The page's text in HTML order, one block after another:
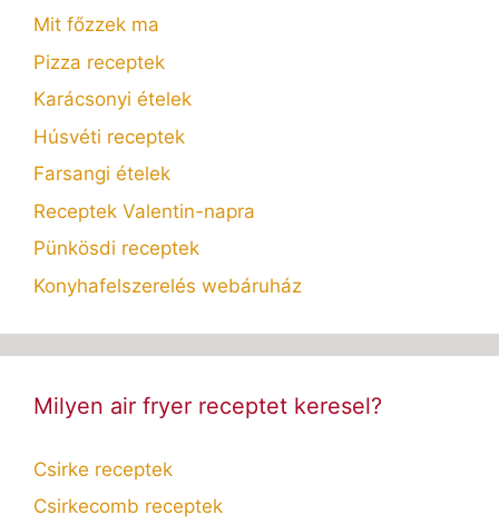
Mit főzzek ma
Pizza receptek
Karácsonyi ételek
Húsvéti receptek
Farsangi ételek
Receptek Valentin-napra
Pünkösdi receptek
Konyhafelszerelés webáruház
Milyen air fryer receptet keresel?
Csirke receptek
Csirkecomb receptek